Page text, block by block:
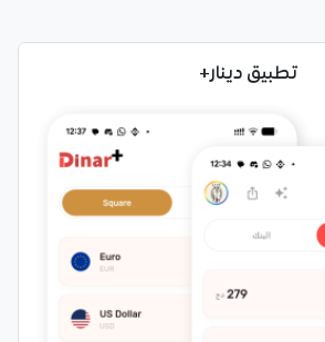
تطبيق دينار+